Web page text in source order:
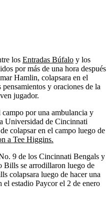
los Entradas Búfalo y los
por más de una hora después
Hamlin, colapsara en el
y oraciones de la
jugador.
por una ambulancia y
Universidad de Cincinnati
colapsar en el campo luego de
a Tee Higgins.
9 de los Cincinnati Bengals y
Bills se arrodillaron luego de
colapsara luego de hacer una
el estadio Paycor el 2 de enero